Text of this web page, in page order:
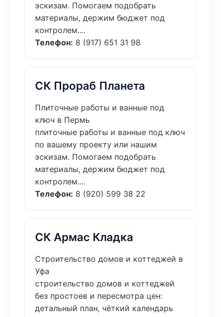
эскизам. Помогаем подобрать
материалы, держим бюджет под
контролем....
Телефон: 8 (917) 651 31 98
СК Прораб Планета
Плиточные работы и ванные под
ключ в Пермь
плиточные работы и ванные под ключ
по вашему проекту или нашим
эскизам. Помогаем подобрать
материалы, держим бюджет под
контролем....
Телефон: 8 (920) 599 38 22
СК Армас Кладка
Строительство домов и коттеджей в
Уфа
строительство домов и коттеджей
без простоев и пересмотра цен:
детальный план, чёткий календарь